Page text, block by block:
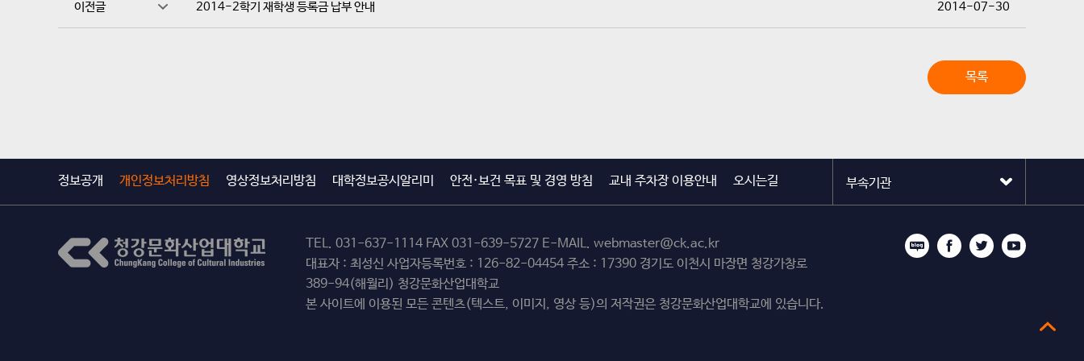
이전글 2014-2학기 재학생 등록금 납부 안내 2014-07-30
목록
정보공개 개인정보처리방침 영상정보처리방침 대학정보공시알리미 안전·보건 목표 및 경영 방침 교내 주차장 이용안내 오시는길
TEL. 031-637-1114 FAX 031-639-5727 E-MAIL. webmaster@ck.ac.kr
대표자 : 최성신 사업자등록번호 : 126-82-04454 주소 : 17390 경기도 이천시 마장면 청강가창로
389-94(해월리) 청강문화산업대학교
본 사이트에 이용된 모든 콘텐츠(텍스트, 이미지, 영상 등)의 저작권은 청강문화산업대학교에 있습니다.